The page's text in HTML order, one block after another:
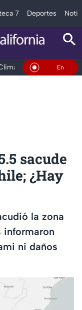
7 Deportes
Deportes En Vivo
sacude
¿Hay
la zona
informaron
ni daños